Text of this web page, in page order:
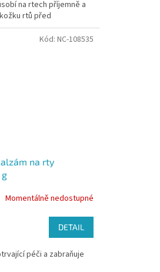
na rtech příjemně a
rtů před
na rty
g
Momentálně nedostupné
DETAIL
péči a zabraňuje
Kód: NC-108535